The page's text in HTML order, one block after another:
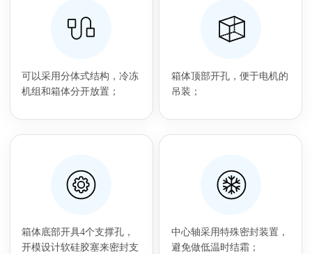
可以采用分体式结构，冷冻
机组和箱体分开放置；
箱体顶部开孔，便于电机的
吊装；
箱体底部开具4个支撑孔，
开模设计软硅胶塞来密封支
中心轴采用特殊密封装置，
避免做低温时结霜；